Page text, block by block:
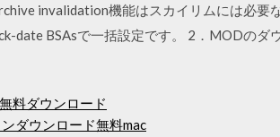
invalidation機能はスカイリムには必要
date BSAsで一括設定です。 2．MODのダ
料ダウンロード
ダウンロード無料mac